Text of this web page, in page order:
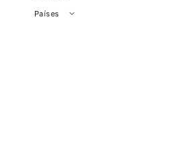
Países